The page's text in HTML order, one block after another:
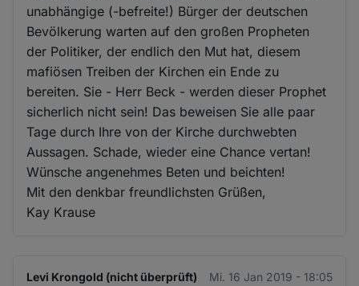
unabhängige (-befreite!) Bürger der deutschen
Bevölkerung warten auf den großen Propheten
der Politiker, der endlich den Mut hat, diesem
mafiösen Treiben der Kirchen ein Ende zu
bereiten. Sie - Herr Beck - werden dieser Prophet
sicherlich nicht sein! Das beweisen Sie alle paar
Tage durch Ihre von der Kirche durchwebten
Aussagen. Schade, wieder eine Chance vertan!
Wünsche angenehmes Beten und beichten!
Mit den denkbar freundlichsten Grüßen,
Kay Krause
Levi Krongold (nicht überprüft) Mi. 16 Jan 2019 - 18:05